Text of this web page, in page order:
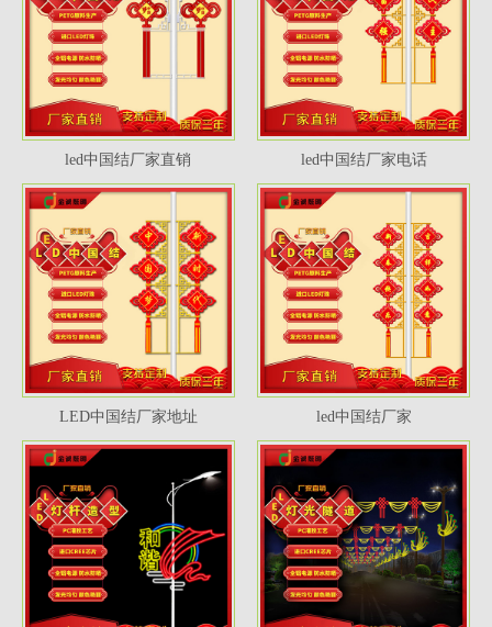
led中国结厂家直销 led中国结厂家电话
LED中国结厂家地址 led中国结厂家